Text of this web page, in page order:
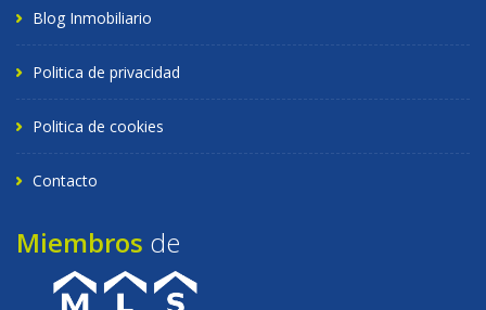
Blog Inmobiliario
Politica de privacidad
Politica de cookies
Contacto
Miembros de